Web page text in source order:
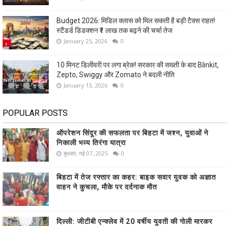
Budget 2026: मिडिल क्लास को मिल सकती है बड़ी टैक्स राहत!
स्टैंडर्ड डिडक्शन ₹1 लाख तक बढ़ने की चर्चा तेज
January 25, 2026 0
10 मिनट डिलीवरी पर लगा ब्रेक! सरकार की सख्ती के बाद Blinkit,
Zepto, Swiggy और Zomato ने बदली नीति
January 13, 2026 0
POPULAR POSTS
ऑपरेशन सिंदूर की सफलता पर बिहटा में जश्न, युवाओं ने
निकाली भव्य तिरंगा यात्रा
बुधवार, मई 07, 2025 0
बिहटा में तेज रफ्तार का कहर: बाइक सवार युवक को अज्ञात
वाहन ने कुचला, मौके पर दर्दनाक मौत
दिल्ली: जीटीबी एन्क्लेव में 20 वर्षीय युवती की गोली मारकर